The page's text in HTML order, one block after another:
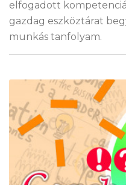
elfogadott
gazdag eszköztárat
munkás tanfolyam.